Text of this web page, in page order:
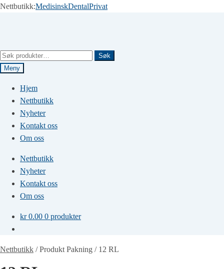
Nettbutikk:MedisinskDentalPrivat
Søk
etter:
Søk
Meny
Hjem
Nettbutikk
Nyheter
Kontakt oss
Om oss
Nettbutikk
Nyheter
Kontakt oss
Om oss
kr0.00 0 produkter
Nettbutikk /Produkt Pakning / 12 RL